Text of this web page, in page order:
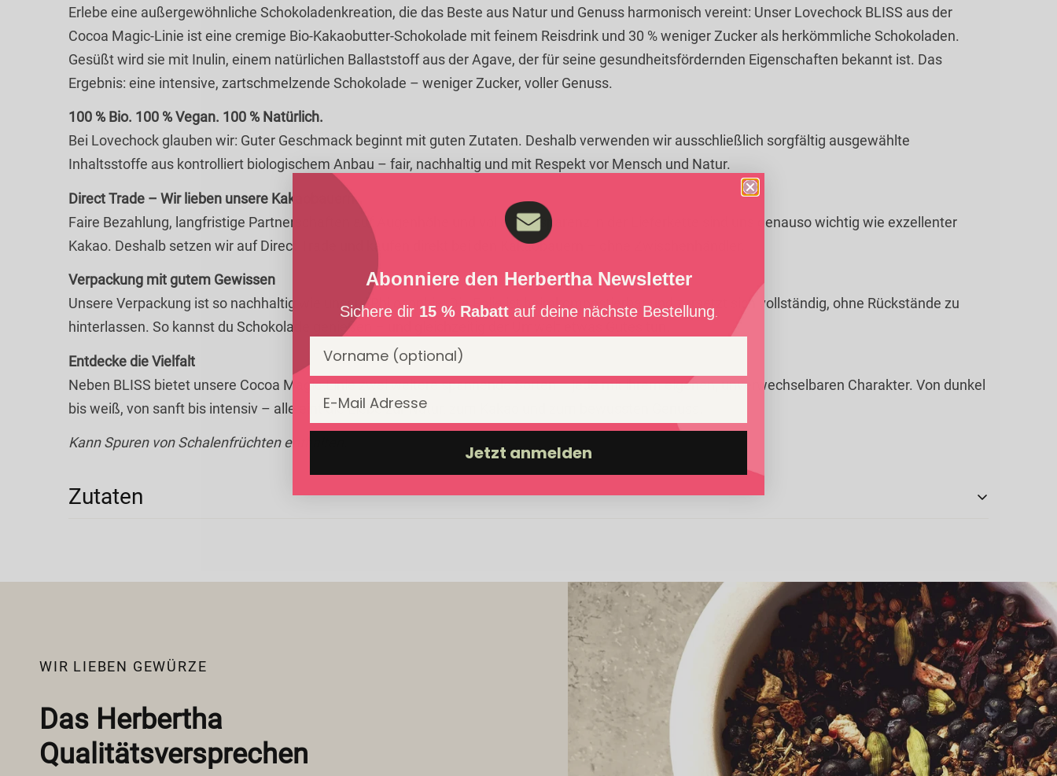
Erlebe eine außergewöhnliche Schokoladenkreation, die das Beste aus Natur und Genuss harmonisch vereint: Unser Lovechock BLISS aus der
Cocoa Magic-Linie ist eine cremige Bio-Kakaobutter-Schokolade mit feinem Reisdrink und 30 % weniger Zucker als herkömmliche Schokoladen.
Gesüßt wird sie mit Inulin, einem natürlichen Ballaststoff aus der Agave, der für seine gesundheitsfördernden Eigenschaften bekannt ist. Das
Ergebnis: eine intensive, zartschmelzende Schokolade – weniger Zucker, voller Genuss.
100 % Bio. 100 % Vegan. 100 % Natürlich.
Bei Lovechock glauben wir: Guter Geschmack beginnt mit guten Zutaten. Deshalb verwenden wir ausschließlich sorgfältig ausgewählte
Inhaltsstoffe aus kontrolliert biologischem Anbau – fair, nachhaltig und mit Respekt vor Mensch und Natur.
Direct Trade – Wir lieben unsere Kakaobauern
Faire Bezahlung, langfristige Partnerschaften auf Augenhöhe und volle Transparenz in der Lieferkette sind uns genauso wichtig wie exzellenter
Kakao. Deshalb setzen wir auf Direct Trade und kaufen direkt bei den Kakaobauern – ohne Zwischenhändler.
Verpackung mit gutem Gewissen
Unsere Verpackung ist so nachhaltig wie unsere Philosophie: Die Folie ist heimkompostierbar und zersetzt sich vollständig, ohne Rückstände zu
hinterlassen. So kannst du Schokolade genießen – und gleichzeitig der Umwelt etwas Gutes tun.
Entdecke die Vielfalt
Neben BLISS bietet unsere Cocoa Magic-Linie zwei weitere spannende Sorten – jede mit ihrem eigenen, unverwechselbaren Charakter. Von dunkel
bis weiß, von sanft bis intensiv – alle eint die Liebe zur Natur, zum Kakao und zum bewussten Genuss.
Kann Spuren von Schalenfrüchten enthalten.
Zutaten
WIR LIEBEN GEWÜRZE
Das Herbertha
Qualitätsversprechen
Abonniere den Herbertha Newsletter
Sichere dir 15 % Rabattauf deine nächste Bestellung
Vorname
Email
Jetzt anmelden